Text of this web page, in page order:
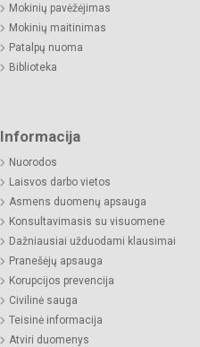
Mokinių pavėžėjimas
Mokinių maitinimas
Patalpų nuoma
Biblioteka
Informacija
Nuorodos
Laisvos darbo vietos
Asmens duomenų apsauga
Konsultavimasis su visuomene
Dažniausiai užduodami klausimai
Pranešėjų apsauga
Korupcijos prevencija
Civilinė sauga
Teisinė informacija
Atviri duomenys